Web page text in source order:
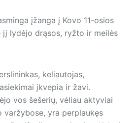
įžanga į Kovo 11-osios
jį lydėjo drąsos, ryžto ir meilės
keliautojas,
įkvepia ir žavi.
vos šešerių, vėliau aktyviai
varžybose, yra perplaukęs